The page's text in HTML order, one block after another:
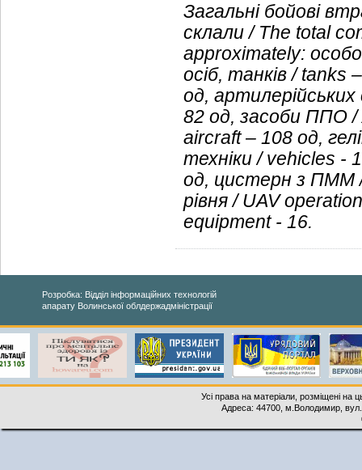
Загальні бойові
склали / The total
approximately:
осіб, танків /
од,
82 од, засоби ППО /
aircraft – 108 од,
техніки / vehicles -
од, цистерн з ПММ
рівня / UAV
equipment - 16.
Розробка: Відділ інформаційних технологій
апарату Волинської облдержадміністрації
Усі права на матеріали, розміщені на
Адреса: 44700, м.Володимир,